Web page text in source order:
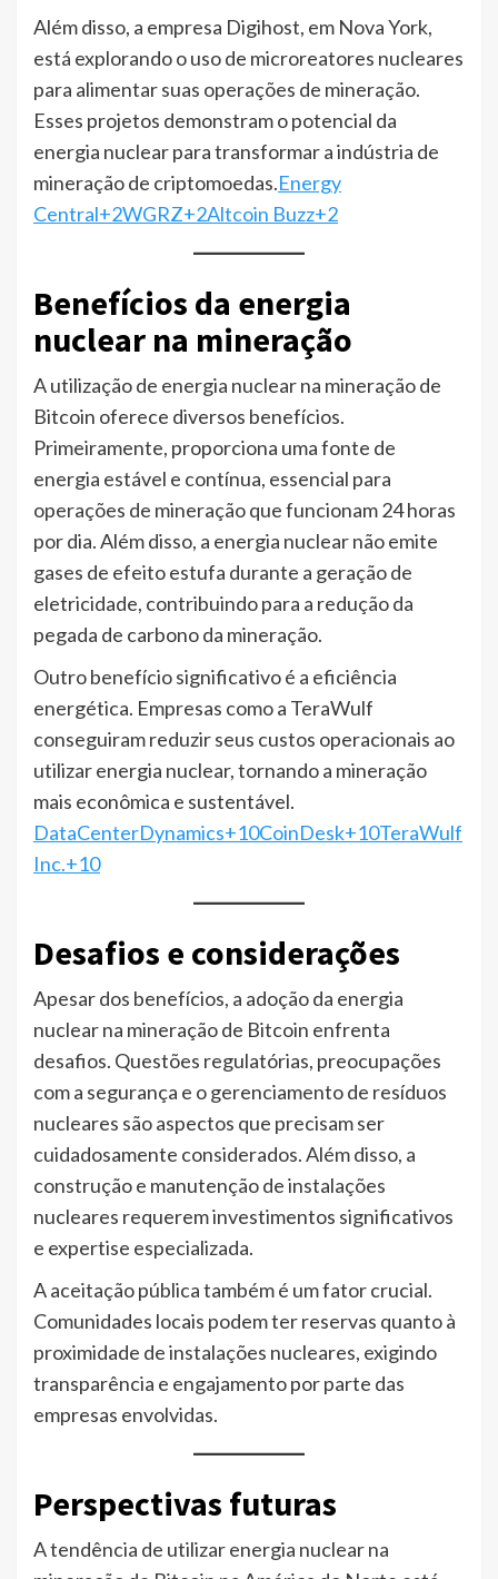
Além disso, a empresa Digihost, em Nova York,
está explorando o uso de microreatores nucleares
para alimentar suas operações de mineração.
Esses projetos demonstram o potencial da
energia nuclear para transformar a indústria de
mineração de criptomoedas.​Energy
Central+2WGRZ+2Altcoin Buzz+2
Benefícios da energia
nuclear na mineração
A utilização de energia nuclear na mineração de
Bitcoin oferece diversos benefícios.
Primeiramente, proporciona uma fonte de
energia estável e contínua, essencial para
operações de mineração que funcionam 24 horas
por dia. Além disso, a energia nuclear não emite
gases de efeito estufa durante a geração de
eletricidade, contribuindo para a redução da
pegada de carbono da mineração.​
Outro benefício significativo é a eficiência
energética. Empresas como a TeraWulf
conseguiram reduzir seus custos operacionais ao
utilizar energia nuclear, tornando a mineração
mais econômica e sustentável.​
DataCenterDynamics+10CoinDesk+10TeraWulf
Inc.+10
Desafios e considerações
Apesar dos benefícios, a adoção da energia
nuclear na mineração de Bitcoin enfrenta
desafios. Questões regulatórias, preocupações
com a segurança e o gerenciamento de resíduos
nucleares são aspectos que precisam ser
cuidadosamente considerados. Além disso, a
construção e manutenção de instalações
nucleares requerem investimentos significativos
e expertise especializada.​
A aceitação pública também é um fator crucial.
Comunidades locais podem ter reservas quanto à
proximidade de instalações nucleares, exigindo
transparência e engajamento por parte das
empresas envolvidas.​
Perspectivas futuras
A tendência de utilizar energia nuclear na